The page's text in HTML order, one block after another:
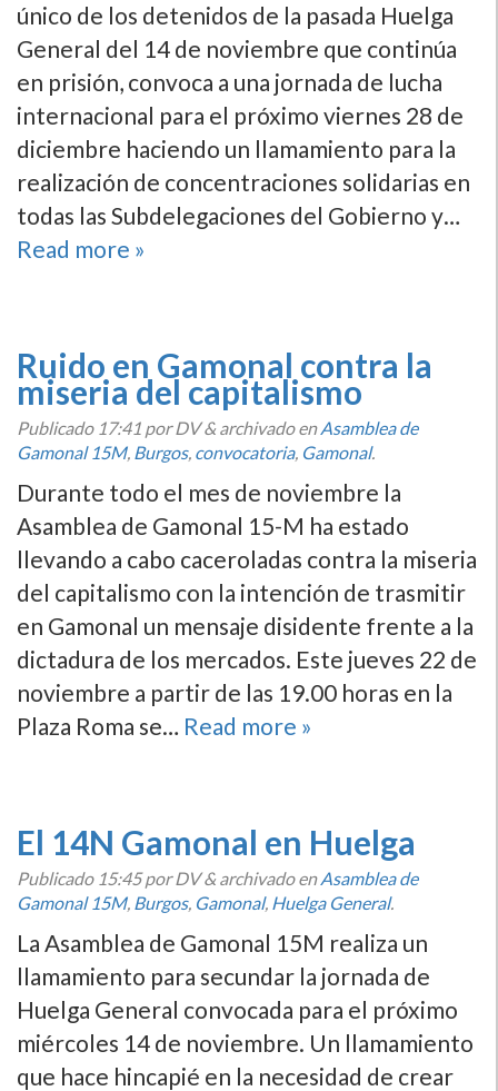
único de los detenidos de la pasada Huelga
General del 14 de noviembre que continúa
en prisión, convoca a una jornada de lucha
internacional para el próximo viernes 28 de
diciembre haciendo un llamamiento para la
realización de concentraciones solidarias en
todas las Subdelegaciones del Gobierno y…
Read more »
Ruido en Gamonal contra la
miseria del capitalismo
Publicado 17:41 por DV&archivado enAsamblea de
Gamonal 15M, Burgos, convocatoria, Gamonal.
Durante todo el mes de noviembre la
Asamblea de Gamonal 15-M ha estado
llevando a cabo caceroladas contra la miseria
del capitalismo con la intención de trasmitir
en Gamonal un mensaje disidente frente a la
dictadura de los mercados. Este jueves 22 de
noviembre a partir de las 19.00 horas en la
Plaza Roma se… Read more »
El 14N Gamonal en Huelga
Publicado 15:45por DV&archivado enAsamblea de
Gamonal 15M, Burgos, Gamonal, Huelga General.
La Asamblea de Gamonal 15M realiza un
llamamiento para secundar la jornada de
Huelga General convocada para el próximo
miércoles 14 de noviembre. Un llamamiento
que hace hincapié en la necesidad de crear